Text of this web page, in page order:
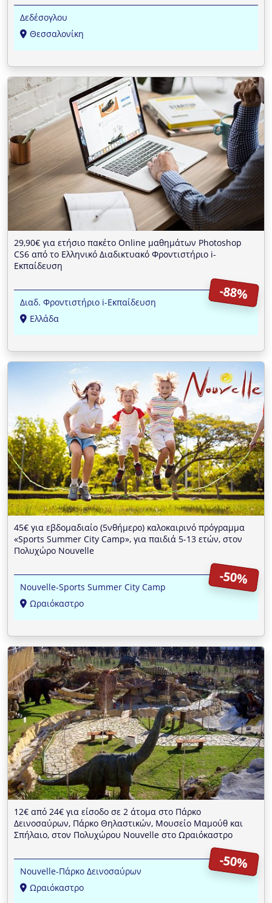
Δεδέσογλου
Θεσσαλονίκη
29,90€ για ετήσιο πακέτο Online μαθημάτων Photoshop
CS6 από το Ελληνικό Διαδικτυακό Φροντιστήριο i-
Εκπαίδευση
-88%
Διαδ. Φροντιστήριο i-Εκπαίδευση
Ελλάδα
45€ για εβδομαδιαίο (5νθήμερο) καλοκαιρινό πρόγραμμα
«Sports Summer City Camp», για παιδιά 5-13 ετών, στον
Πολυχώρο Nouvelle
-50%
Nouvelle-Sports Summer City Camp
Ωραιόκαστρο
12€ από 24€ για είσοδο σε 2 άτομα στο Πάρκο
Δεινοσαύρων, Πάρκο Θηλαστικών, Μουσείο Μαμούθ και
Σπήλαιο, στον Πολυχώρου Nouvelle στο Ωραιόκαστρο
-50%
Nouvelle-Πάρκο Δεινοσαύρων
Ωραιόκαστρο